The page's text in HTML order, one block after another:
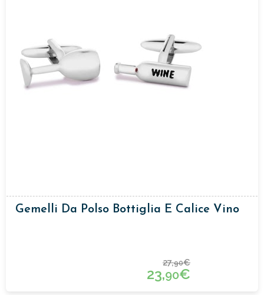
Gemelli Da Polso Bottiglia E Calice Vino
27,90€
23,90€